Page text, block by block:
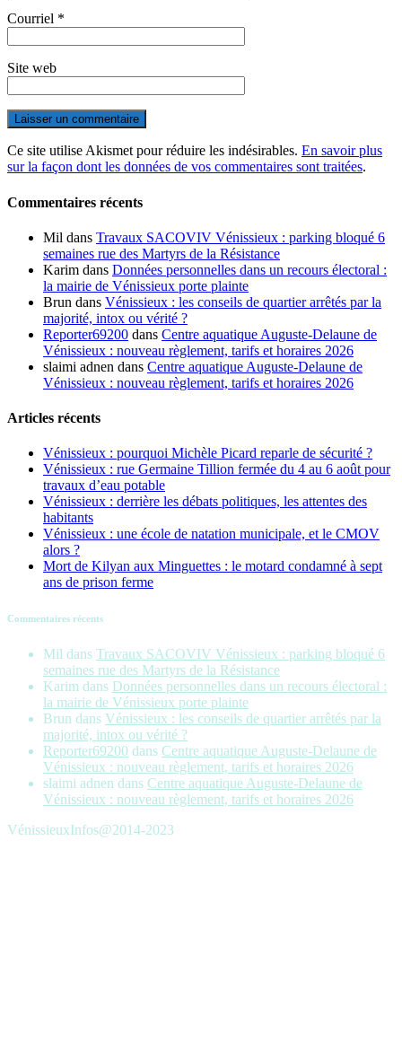
Courriel *
Site web
Ce site utilise Akismet pour réduire les indésirables. En savoir plus
sur la façon dont les données de vos commentaires sont traitées.
Commentaires récents
Mil dans Travaux SACOVIV Vénissieux : parking bloqué 6
semaines rue des Martyrs de la Résistance
Karim dans Données personnelles dans un recours électoral :
la mairie de Vénissieux porte plainte
Brun dans Vénissieux : les conseils de quartier arrêtés par la
majorité, intox ou vérité ?
Reporter69200 dans Centre aquatique Auguste-Delaune de
Vénissieux : nouveau règlement, tarifs et horaires 2026
slaimi adnen dans Centre aquatique Auguste-Delaune de
Vénissieux : nouveau règlement, tarifs et horaires 2026
Articles récents
Vénissieux : pourquoi Michèle Picard reparle de sécurité ?
Vénissieux : rue Germaine Tillion fermée du 4 au 6 août pour
travaux d’eau potable
Vénissieux : derrière les débats politiques, les attentes des
habitants
Vénissieux : une école de natation municipale, et le CMOV
alors ?
Mort de Kilyan aux Minguettes : le motard condamné à sept
ans de prison ferme
Commentaires récents
Mil dans Travaux SACOVIV Vénissieux : parking bloqué 6
semaines rue des Martyrs de la Résistance
Karim dans Données personnelles dans un recours électoral :
la mairie de Vénissieux porte plainte
Brun dans Vénissieux : les conseils de quartier arrêtés par la
majorité, intox ou vérité ?
Reporter69200 dans Centre aquatique Auguste-Delaune de
Vénissieux : nouveau règlement, tarifs et horaires 2026
slaimi adnen dans Centre aquatique Auguste-Delaune de
Vénissieux : nouveau règlement, tarifs et horaires 2026
VénissieuxInfos@2014-2023